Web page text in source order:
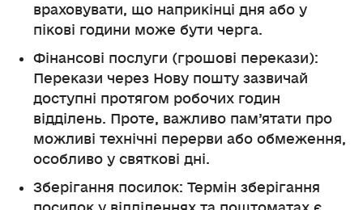
враховувати, що наприкінці дня або у
пікові години може бути черга.
Фінансові послуги (грошові перекази):
Перекази через Нову пошту зазвичай
доступні протягом робочих годин
відділень. Проте, важливо пам’ятати про
можливі технічні перерви або обмеження,
особливо у святкові дні.
Зберігання посилок: Термін зберігання